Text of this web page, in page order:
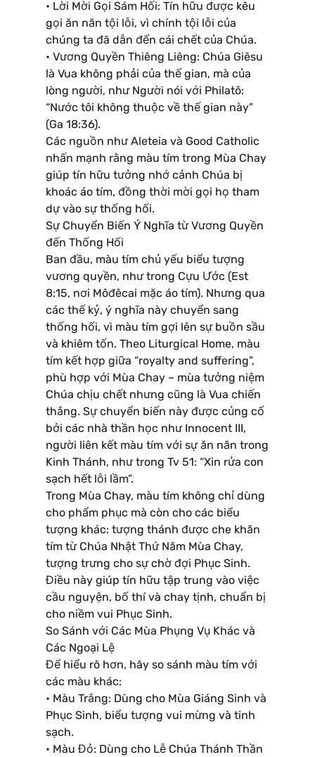
• Lời Mời Gọi Sám Hối: Tín hữu được kêu
gọi ăn năn tội lỗi, vì chính tội lỗi của
chúng ta đã dẫn đến cái chết của Chúa.
• Vương Quyền Thiêng Liêng: Chúa Giêsu
là Vua không phải của thế gian, mà của
lòng người, như Người nói với Philatô:
“Nước tôi không thuộc về thế gian này”
(Ga 18:36).
Các nguồn như Aleteia và Good Catholic
nhấn mạnh rằng màu tím trong Mùa Chay
giúp tín hữu tưởng nhớ cảnh Chúa bị
khoác áo tím, đồng thời mời gọi họ tham
dự vào sự thống hối.
Sự Chuyển Biến Ý Nghĩa từ Vương Quyền
đến Thống Hối
Ban đầu, màu tím chủ yếu biểu tượng
vương quyền, như trong Cựu Ước (Est
8:15, nơi Môđêcai mặc áo tím). Nhưng qua
các thế kỷ, ý nghĩa này chuyển sang
thống hối, vì màu tím gợi lên sự buồn sầu
và khiêm tốn. Theo Liturgical Home, màu
tím kết hợp giữa “royalty and suffering”,
phù hợp với Mùa Chay – mùa tưởng niệm
Chúa chịu chết nhưng cũng là Vua chiến
thắng. Sự chuyển biến này được củng cố
bởi các nhà thần học như Innocent III,
người liên kết màu tím với sự ăn năn trong
Kinh Thánh, như trong Tv 51: “Xin rửa con
sạch hết lỗi lầm”.
Trong Mùa Chay, màu tím không chỉ dùng
cho phẩm phục mà còn cho các biểu
tượng khác: tượng thánh được che khăn
tím từ Chúa Nhật Thứ Năm Mùa Chay,
tượng trưng cho sự chờ đợi Phục Sinh.
Điều này giúp tín hữu tập trung vào việc
cầu nguyện, bố thí và chay tịnh, chuẩn bị
cho niềm vui Phục Sinh.
So Sánh với Các Mùa Phụng Vụ Khác và
Các Ngoại Lệ
Để hiểu rõ hơn, hãy so sánh màu tím với
các màu khác:
• Màu Trắng: Dùng cho Mùa Giáng Sinh và
Phục Sinh, biểu tượng vui mừng và tinh
sạch.
• Màu Đỏ: Dùng cho Lễ Chúa Thánh Thần